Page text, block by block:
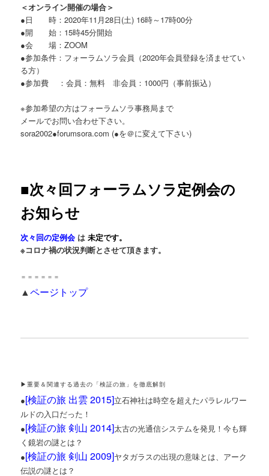
＜オンライン開催の場合＞
●日 時：2020年11月28日(土) 16時～17時00分
●開 始：15時45分開始
●会 場：ZOOM
●参加条件：フォーラムソラ会員（2020年会員登録を済ませてい
る方）
●参加費 ：会員：無料 非会員：1000円（事前振込）
※参加希望の方はフォーラムソラ事務局まで
メールでお問い合わせ下さい。
sora2002●forumsora.com (●を＠に変えて下さい)
■次々回フォーラムソラ定例会の
お知らせ
次々回の定例会 は 未定です。
※コロナ禍の状況判断とさせて頂きます。
＝＝＝＝＝＝
▲ページトップ
▶重要＆関連する過去の「検証の旅」を徹底解剖
●[検証の旅 出雲 2015]立石神社は時空を超えたパラレルワー
ルドの入口だった！
●[検証の旅 剣山 2014]太古の光通信システムを発見！今も輝
く鏡岩の謎とは？
●[検証の旅 剣山 2009]ヤタガラスの出現の意味とは、アーク
伝説の謎とは？